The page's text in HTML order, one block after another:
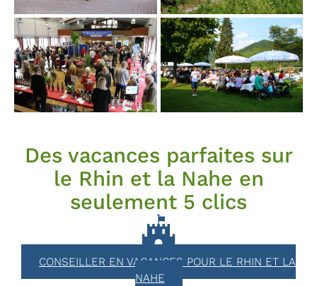
Des vacances parfaites sur
le Rhin et la Nahe en
seulement 5 clics
CONSEILLER EN VACANCES POUR LE RHIN ET LA
NAHE